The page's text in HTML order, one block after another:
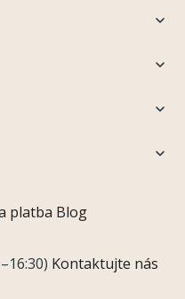
platba Blog
Kontaktujte nás